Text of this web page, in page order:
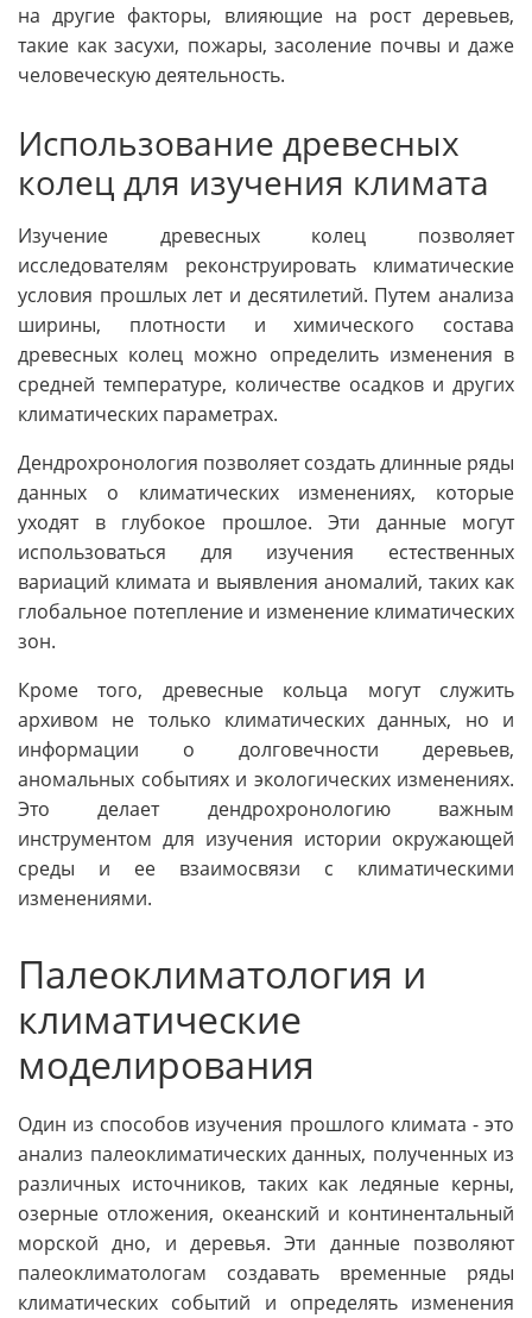
на другие факторы, влияющие на рост деревьев,
такие как засухи, пожары, засоление почвы и даже
человеческую деятельность.
Использование древесных
колец для изучения климата
Изучение древесных колец позволяет
исследователям реконструировать климатические
условия прошлых лет и десятилетий. Путем анализа
ширины, плотности и химического состава
древесных колец можно определить изменения в
средней температуре, количестве осадков и других
климатических параметрах.
Дендрохронология позволяет создать длинные ряды
данных о климатических изменениях, которые
уходят в глубокое прошлое. Эти данные могут
использоваться для изучения естественных
вариаций климата и выявления аномалий, таких как
глобальное потепление и изменение климатических
зон.
Кроме того, древесные кольца могут служить
архивом не только климатических данных, но и
информации о долговечности деревьев,
аномальных событиях и экологических изменениях.
Это делает дендрохронологию важным
инструментом для изучения истории окружающей
среды и ее взаимосвязи с климатическими
изменениями.
Палеоклиматология и
климатические
моделирования
Один из способов изучения прошлого климата - это
анализ палеоклиматических данных, полученных из
различных источников, таких как ледяные керны,
озерные отложения, океанский и континентальный
морской дно, и деревья. Эти данные позволяют
палеоклиматологам создавать временные ряды
климатических событий и определять изменения